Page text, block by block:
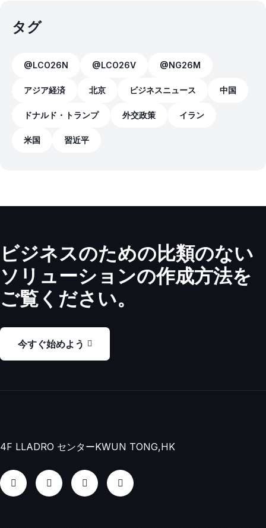
タグ
@LCO26N @LCO26V @NG26M
アジア経済 北京 ビジネスニュース 中国
ドナルド・トランプ 外交政策 イラン
米国 習近平
ビジネスのための比類のない
ソリューションの作成方法を
ご覧ください。
今すぐ始めよう
4F LLADRO センターKWUN TONG,HK